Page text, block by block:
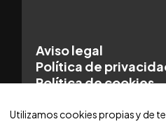
Aviso legal
Política de
Política de cookies
Utilizamos cookies propias y de